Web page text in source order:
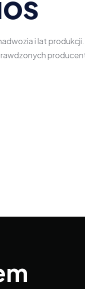
i lat